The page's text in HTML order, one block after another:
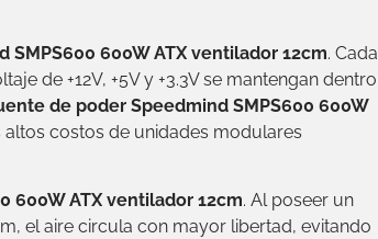
600W ATX ventilador 12cm. Cada
de +12V, +5V y +3.3V se mantengan dentro
de poder Speedmind SMPS600 600W
costos de unidades modulares
600W ATX ventilador 12cm. Al poseer un
el aire circula con mayor libertad, evitando